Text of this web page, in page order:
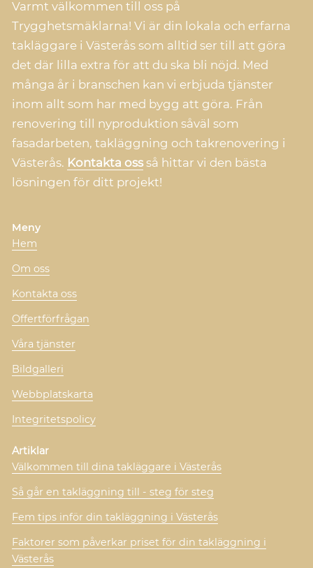
Varmt välkommen till oss på
Trygghetsmäklarna! Vi är din lokala och erfarna
takläggare i Västerås som alltid ser till att göra
det där lilla extra för att du ska bli nöjd. Med
många år i branschen kan vi erbjuda tjänster
inom allt som har med bygg att göra. Från
renovering till nyproduktion såväl som
fasadarbeten, takläggning och takrenovering i
Västerås. Kontakta ossså hittar vi den bästa
lösningen för ditt projekt!
Meny
Hem
Om oss
Kontakta oss
Offertförfrågan
Våra tjänster
Bildgalleri
Webbplatskarta
Integritetspolicy
Artiklar
Välkommen till dina takläggare i Västerås
Så går en takläggning till - steg för steg
Fem tips inför din takläggning i Västerås
Faktorer som påverkar priset för din takläggning i
Västerås